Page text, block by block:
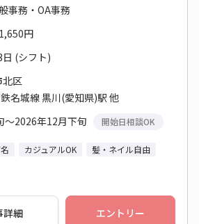
事務・OA事務
円
(シフト)
北区
名城線 黒川(愛知県)駅 他
～2026年12月下旬
開始日相談OK
カジュアルOK
髪・ネイル自由
詳細 エントリー